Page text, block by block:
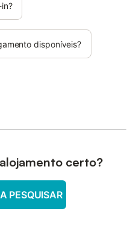
disponíveis?
certo?
PESQUISAR